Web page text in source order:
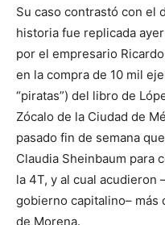
Su caso contrastó con el
historia fue replicada
por el empresario
en la compra de 10 mil
“piratas”) del libro de
Zócalo de la Ciudad de
pasado fin de semana
Claudia Sheinbaum para
la 4T, y al cual acudieron
gobierno capitalino– más
de Morena.